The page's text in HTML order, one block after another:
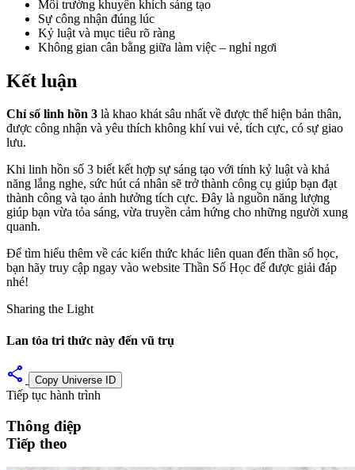
Môi trường khuyến khích sáng tạo
Sự công nhận đúng lúc
Kỷ luật và mục tiêu rõ ràng
Không gian cân bằng giữa làm việc – nghỉ ngơi
Kết luận
Chỉ số linh hồn 3 là khao khát sâu nhất về được thể hiện bản thân,
được công nhận và yêu thích không khí vui vẻ, tích cực, có sự giao
lưu.
Khi linh hồn số 3 biết kết hợp sự sáng tạo với tính kỷ luật và khả
năng lắng nghe, sức hút cá nhân sẽ trở thành công cụ giúp bạn đạt
thành công và tạo ảnh hưởng tích cực. Đây là nguồn năng lượng
giúp bạn vừa tỏa sáng, vừa truyền cảm hứng cho những người xung
quanh.
Để tìm hiểu thêm về các kiến thức khác liên quan đến thần số học,
bạn hãy truy cập ngay vào website Thần Số Học để được giải đáp
nhé!
Sharing the Light
Lan tỏa tri thức này đến vũ trụ
share Copy Universe ID
Tiếp tục hành trình
Thông điệp
Tiếp theo